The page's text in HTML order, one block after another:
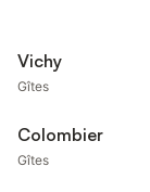
Vichy
Gîtes
Colombier
Gîtes